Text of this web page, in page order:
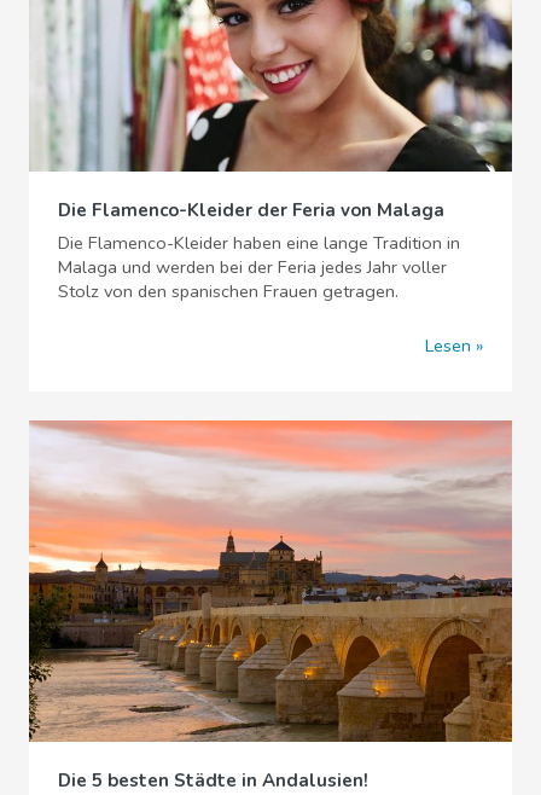
Die Flamenco-Kleider der Feria von Malaga
Die Flamenco-Kleider haben eine lange Tradition in
Malaga und werden bei der Feria jedes Jahr voller
Stolz von den spanischen Frauen getragen.
Lesen
Die 5 besten Städte in Andalusien!